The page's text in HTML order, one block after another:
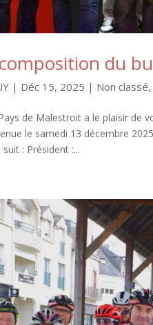
du
| Déc 15, 2025 | Non classé
de Malestroit a le plaisir de
le samedi 13 décembre
: Président :...